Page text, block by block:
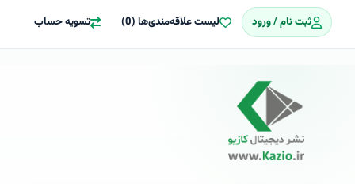
ثبت نام / ورود لیست علاقه‌مندی‌ها (0) تسویه حساب